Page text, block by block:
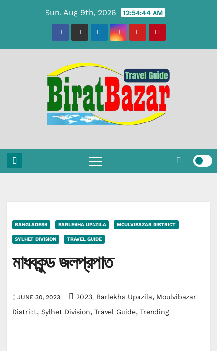
Sun. Aug 9th, 2026 12:54:45 AM
BANGLADESH BARLEKHA UPAZILA MOULVIBAZAR DISTRICT
SYLHET DIVISION TRAVEL GUIDE
মাধবকুন্ড জলপ্রপাত
JUNE 30, 2023 2023, Barlekha Upazila, Moulvibazar
District, Sylhet Division, Travel Guide, Trending